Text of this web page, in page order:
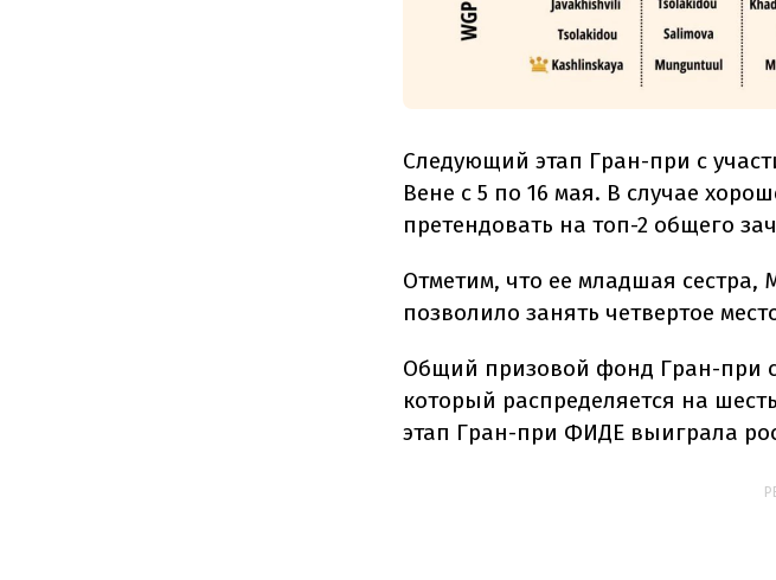
Следующий этап Гран-при с
Вене с 5 по 16 мая. В случае
претендовать на топ-2 общего
Отметим, что ее младшая сестра,
позволило занять четвертое
Общий призовой фонд Гран-при
который распределяется на
этап Гран-при ФИДЕ выиграла